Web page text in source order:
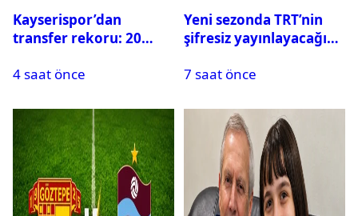
Kayserispor’dan
transfer rekoru: 20
4 saat önce
Yeni sezonda TRT’nin
şifresiz yayınlayacağı
7 saat önce